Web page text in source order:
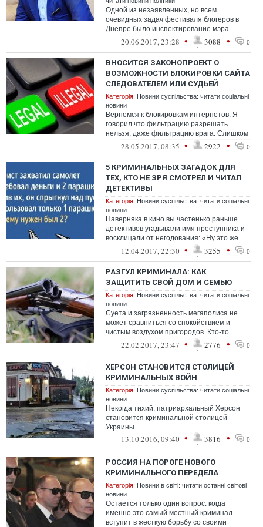
Одной из незаявленных, но всем
очевидных задач фестиваля блогеров в
Днепре было инспектирование мэра
города Бориса Филатова.
20.06.2017, 23:28 • 3088 • 0
ВНОСИТСЯ ЗАКОНОПРОЕКТ О
ВОЗМОЖНОСТИ БЛОКИРОВКИ САЙТА
СЛЕДОВАТЕЛЕМ ИЛИ СУДЬЕЙ
Категорія: Новини суспільства: читати соціальні
новини
Вернемся к блокировкам интернетов. Я
говорил что фильтрацию разрешать
нельзя, даже фильтрацию врага. Слишком
занятный инструмент в руках чиновников.
28.05.2017, 08:35 • 2922 • 0
5 КРИМИНАЛЬНЫХ ЗАГАДОК ДЛЯ
ТЕХ, КТО НЕ ЗРЯ СМОТРЕЛ И ЧИТАЛ
ДЕТЕКТИВЫ
Категорія: Новини суспільства: читати соціальні
новини
Наверняка в кино вы частенько раньше
детективов угадывали имя преступника и
восклицали от негодования: «Ну это же
элементарно!»
12.04.2017, 22:30 • 3255 • 0
РАЗГУЛ КРИМИНАЛА: КАК
ЗАЩИТИТЬ СВОЙ ДОМ И СЕМЬЮ
Категорія: Новини суспільства: читати соціальні
новини
Суета и загрязненность мегаполиса не
может сравниться со спокойствием и
чистым воздухом пригородов. Кто-то
изначально строит жилье "на природе",
22.02.2017, 23:47 • 2776 • 0
ХЕРСОН СТАНОВИТСЯ СТОЛИЦЕЙ
КРИМИНАЛЬНЫХ ВОЙН
Категорія: Новини суспільства: читати соціальні
новини
Некогда тихий, патриархальный Херсон
становится криминальной столицей
Украины
13.10.2016, 09:40 • 3816 • 0
РОССИЯ НА ПОРОГЕ НОВОГО
КРИМИНАЛЬНОГО ПЕРЕДЕЛА
Категорія: Новини в світі: читати останні світові
новини
Остается только один вопрос: когда
именно это самый местный криминал
вступит в жесткую борьбу со своими